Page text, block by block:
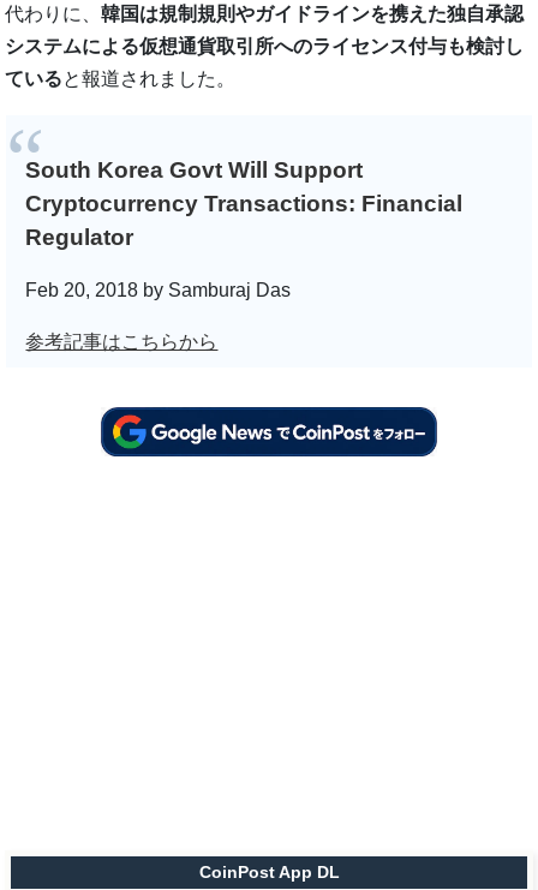
代わりに、韓国は規制規則やガイドラインを携えた独自承認
システムによる仮想通貨取引所へのライセンス付与も検討し
ていると報道されました。
South Korea Govt Will Support
Cryptocurrency Transactions: Financial
Regulator
Feb 20, 2018 by Samburaj Das
参考記事はこちらから
CoinPost App DL